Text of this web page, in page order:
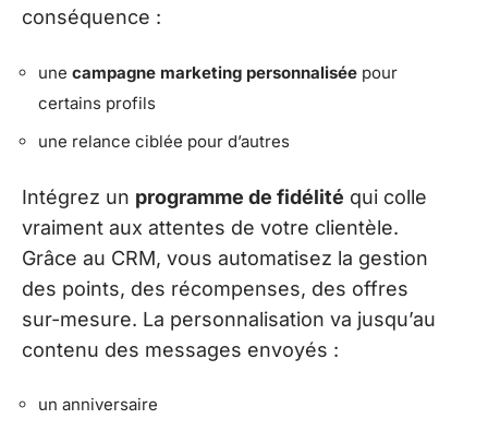
conséquence :
une campagne marketing personnalisée pour
certains profils
une relance ciblée pour d’autres
Intégrez un programme de fidélité qui colle
vraiment aux attentes de votre clientèle.
Grâce au CRM, vous automatisez la gestion
des points, des récompenses, des offres
sur-mesure. La personnalisation va jusqu’au
contenu des messages envoyés :
un anniversaire